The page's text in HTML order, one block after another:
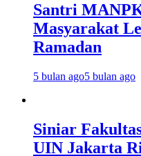
Santri
Masyarakat
Ramadan
5 bulan ago5 bulan ago
Siniar
UIN Jakarta